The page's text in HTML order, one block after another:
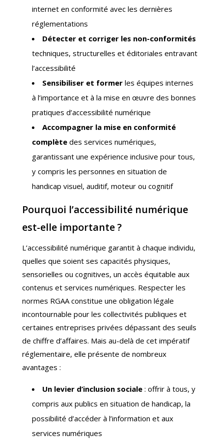
internet en conformité avec les dernières
réglementations
Détecter et corriger les non-conformités
techniques, structurelles et éditoriales entravant
l’accessibilité
Sensibiliser et formerles équipes internes
à l’importance et à la mise en œuvre des bonnes
pratiques d’accessibilité numérique
Accompagner la mise en conformité
complètedes services numériques,
garantissant une expérience inclusive pour tous,
y compris les personnes en situation de
handicap visuel, auditif, moteur ou cognitif
Pourquoi l’accessibilité numérique
est-elle importante ?
L’accessibilité numérique garantit à chaque individu,
quelles que soient ses capacités physiques,
sensorielles ou cognitives, un accès équitable aux
contenus et services numériques. Respecter les
normes RGAA constitue une obligation légale
incontournable pour les collectivités publiques et
certaines entreprises privées dépassant des seuils
de chiffre d’affaires. Mais au-delà de cet impératif
réglementaire, elle présente de nombreux
avantages :
Un levier d’inclusion sociale: offrir à tous, y
compris aux publics en situation de handicap, la
possibilité d’accéder à l’information et aux
services numériques